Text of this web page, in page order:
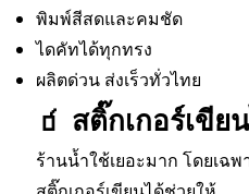
พิมพ์สีสดและคมชัด
ไดคัทได้ทุกทรง
ผลิตด่วน ส่งเร็วทั่วไทย
🧃 สติ๊กเกอร์เขี
ร้านน้ำใช้เยอะมาก โดยเฉ